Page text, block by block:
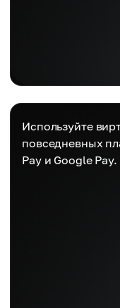
Используйте
повседневных
Pay и Google Pay.